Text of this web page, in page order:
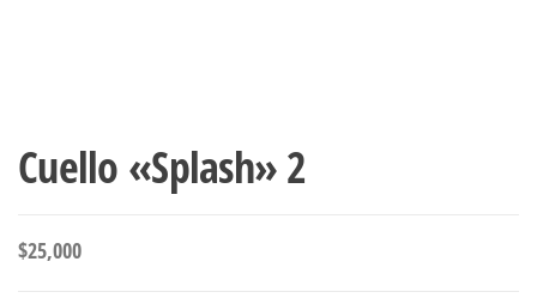
Cuello «Splash» 2
$25,000